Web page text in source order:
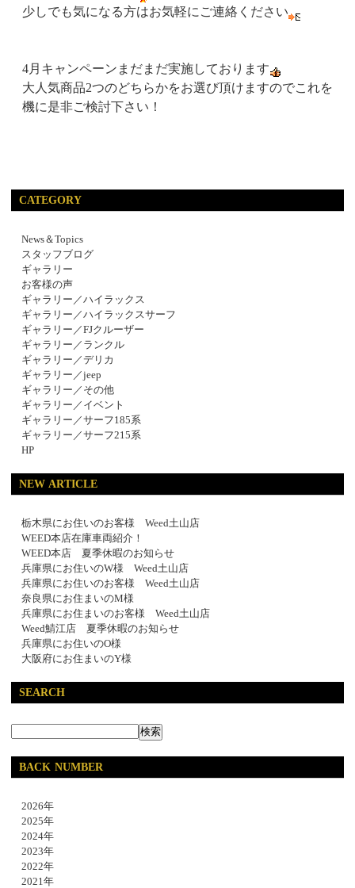
少しでも気になる方はお気軽にご連絡ください
4月キャンペーンまだまだ実施しております
大人気商品2つのどちらかをお選び頂けますのでこれを
機に是非ご検討下さい！
CATEGORY
News＆Topics
スタッフブログ
ギャラリー
お客様の声
ギャラリー／ハイラックス
ギャラリー／ハイラックスサーフ
ギャラリー／FJクルーザー
ギャラリー／ランクル
ギャラリー／デリカ
ギャラリー／jeep
ギャラリー／その他
ギャラリー／イベント
ギャラリー／サーフ185系
ギャラリー／サーフ215系
HP
NEW ARTICLE
栃木県にお住いのお客様 Weed土山店
WEED本店在庫車両紹介！
WEED本店 夏季休暇のお知らせ
兵庫県にお住いのW様 Weed土山店
兵庫県にお住いのお客様 Weed土山店
奈良県にお住まいのM様
兵庫県にお住まいのお客様 Weed土山店
Weed鯖江店 夏季休暇のお知らせ
兵庫県にお住いのO様
大阪府にお住まいのY様
SEARCH
BACK NUMBER
2026年
2025年
2024年
2023年
2022年
2021年